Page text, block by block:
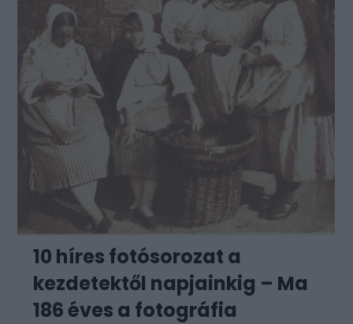
10 híres fotósorozat a
kezdetektől napjainkig – Ma
186 éves a fotográfia